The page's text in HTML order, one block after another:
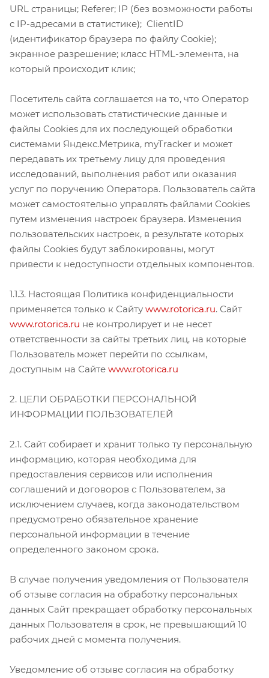
URL страницы; Referer; IP (без возможности работы
с IP-адресами в статистике); ClientID
(идентификатор браузера по файлу Cookie);
экранное разрешение; класс HTML-элемента, на
который происходит клик;
Посетитель сайта соглашается на то, что Оператор
может использовать статистические данные и
файлы Cookies для их последующей обработки
системами Яндекс.Метрика, myTracker и может
передавать их третьему лицу для проведения
исследований, выполнения работ или оказания
услуг по поручению Оператора. Пользователь сайта
может самостоятельно управлять файлами Cookies
путем изменения настроек браузера. Изменения
пользовательских настроек, в результате которых
файлы Cookies будут заблокированы, могут
привести к недоступности отдельных компонентов.
1.1.3. Настоящая Политика конфиденциальности
применяется только к Сайту www.rotorica.ru. Сайт
www.rotorica.ru не контролирует и не несет
ответственности за сайты третьих лиц, на которые
Пользователь может перейти по ссылкам,
доступным на Сайте www.rotorica.ru
2. ЦЕЛИ ОБРАБОТКИ ПЕРСОНАЛЬНОЙ
ИНФОРМАЦИИ ПОЛЬЗОВАТЕЛЕЙ
2.1. Сайт собирает и хранит только ту персональную
информацию, которая необходима для
предоставления сервисов или исполнения
соглашений и договоров с Пользователем, за
исключением случаев, когда законодательством
предусмотрено обязательное хранение
персональной информации в течение
определенного законом срока.
В случае получения уведомления от Пользователя
об отзыве согласия на обработку персональных
данных Сайт прекращает обработку персональных
данных Пользователя в срок, не превышающий 10
рабочих дней с момента получения.
Уведомление об отзыве согласия на обработку